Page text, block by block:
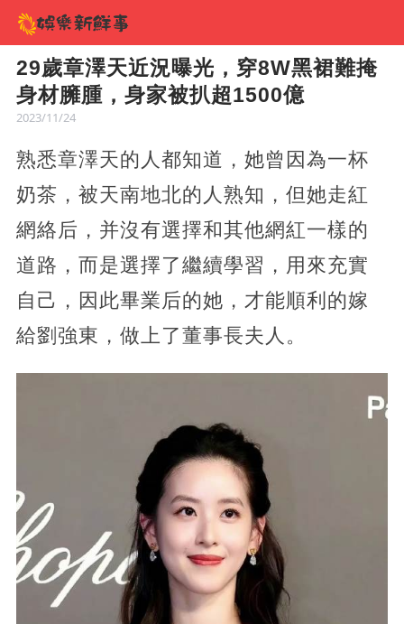
29歲章澤天近況曝光，穿8W黑裙難掩
身材臃腫，身家被扒超1500億
2023/11/24
熟悉章澤天的人都知道，她曾因為一杯
奶茶，被天南地北的人熟知，但她走紅
網絡后，并沒有選擇和其他網紅一樣的
道路，而是選擇了繼續學習，用來充實
自己，因此畢業后的她，才能順利的嫁
給劉強東，做上了董事長夫人。